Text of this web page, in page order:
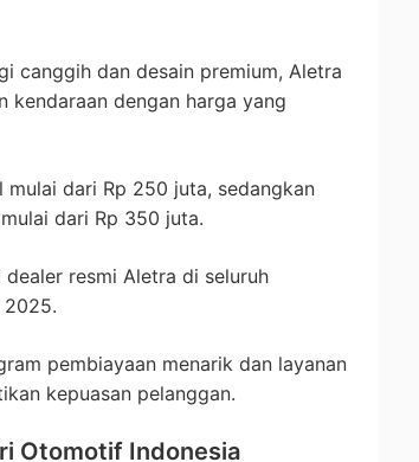
canggih dan desain premium, Aletra
dengan harga yang
dari Rp 250 juta, sedangkan
dari Rp 350 juta.
resmi Aletra di seluruh
2025.
pembiayaan menarik dan layanan
kepuasan pelanggan.
Otomotif Indonesia